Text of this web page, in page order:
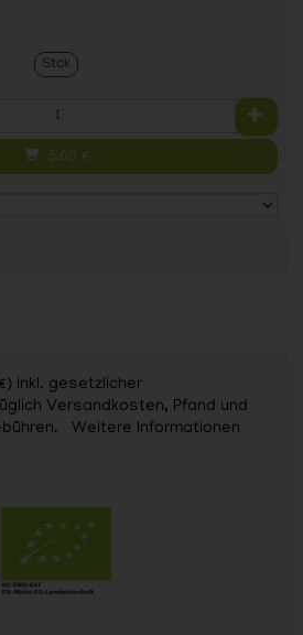
Stck
5,60 €
inkl. gesetzlicher
Versandkosten, Pfand und
Weitere Informationen